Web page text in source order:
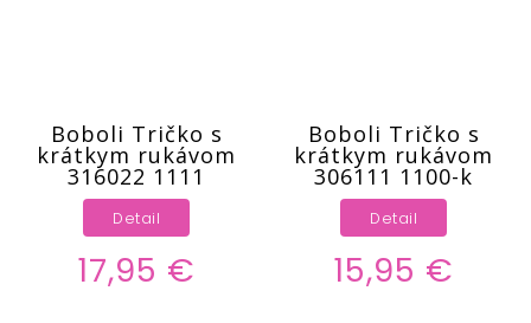
Boboli Tričko s
krátkym rukávom
316022 1111
17,95 €
Detail
Boboli Tričko s
krátkym rukávom
306111 1100-k
15,95 €
Detail